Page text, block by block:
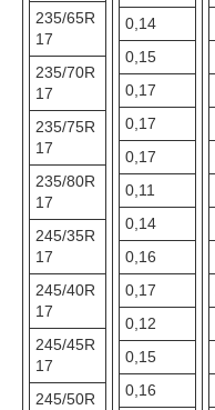
235/65R
17
235/70R
17
235/75R
17
235/80R
17
245/35R
17
245/40R
17
245/45R
17
245/50R
0,14
0,15
0,17
0,17
0,17
0,11
0,14
0,16
0,17
0,12
0,15
0,16